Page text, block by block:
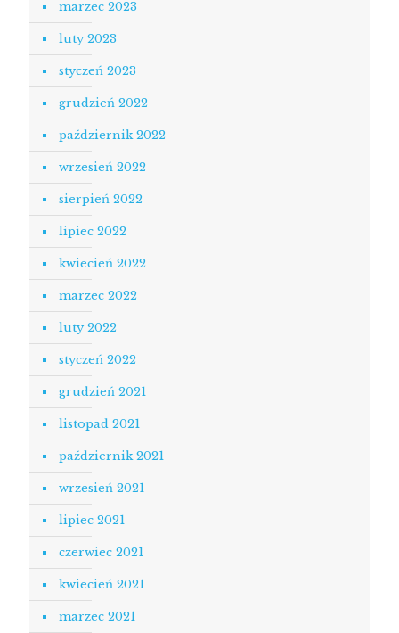
marzec 2023
luty 2023
styczeń 2023
grudzień 2022
październik 2022
wrzesień 2022
sierpień 2022
lipiec 2022
kwiecień 2022
marzec 2022
luty 2022
styczeń 2022
grudzień 2021
listopad 2021
październik 2021
wrzesień 2021
lipiec 2021
czerwiec 2021
kwiecień 2021
marzec 2021